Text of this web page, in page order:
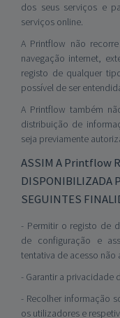
dos seus serviços e
serviços online.
A Printflow não
navegação internet,
registo de qualquer
possível de ser
A Printflow também
distribuição de
seja previamente
ASSIM A Printflow
DISPONIBILIZADA
SEGUINTES
- Permitir o registo de
de configuração e
tentativa de acesso não
- Garantir a privacidade
- Recolher informação
os utilizadores e